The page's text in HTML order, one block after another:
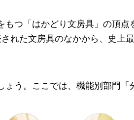
つ「はかどり文房具」の頂
れた文房具のなかから、史上
う。ここでは、機能別部門